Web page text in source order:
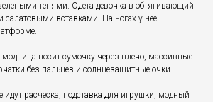
тенями. Одета девочка в обтягивающий
вставками. На ногах у нее –
модница носит сумочку через плечо, массивные
без пальцев и солнцезащитные очки.
идут расческа, подставка для игрушки, модный